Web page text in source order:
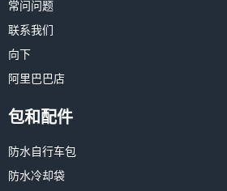
常问问题
联系我们
向下
阿里巴巴店
包和配件
防水自行车包
防水冷却袋